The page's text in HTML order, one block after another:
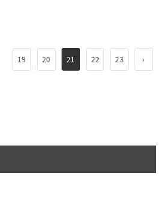
19 20 21 22 23 ›